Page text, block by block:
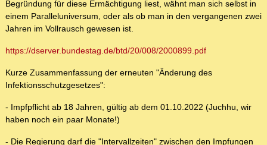
Begründung für diese Ermächtigung liest, wähnt man sich selbst in
einem Paralleluniversum, oder als ob man in den vergangenen zwei
Jahren im Vollrausch gewesen ist.
https://dserver.bundestag.de/btd/20/008/2000899.pdf
Kurze Zusammenfassung der erneuten "Änderung des
Infektionsschutzgesetzes":
- Impfpflicht ab 18 Jahren, gültig ab dem 01.10.2022 (Juchhu, wir
haben noch ein paar Monate!)
- Die Regierung darf die "Intervallzeiten" zwischen den Impfungen